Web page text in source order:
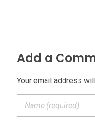
Add a
Your email address